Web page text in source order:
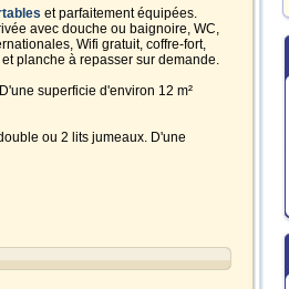
et parfaitement équipées.
avec douche ou baignoire, WC,
Wifi gratuit, coffre-fort,
planche à repasser sur demande.
superficie d'environ 12 m²
ou 2 lits jumeaux. D'une